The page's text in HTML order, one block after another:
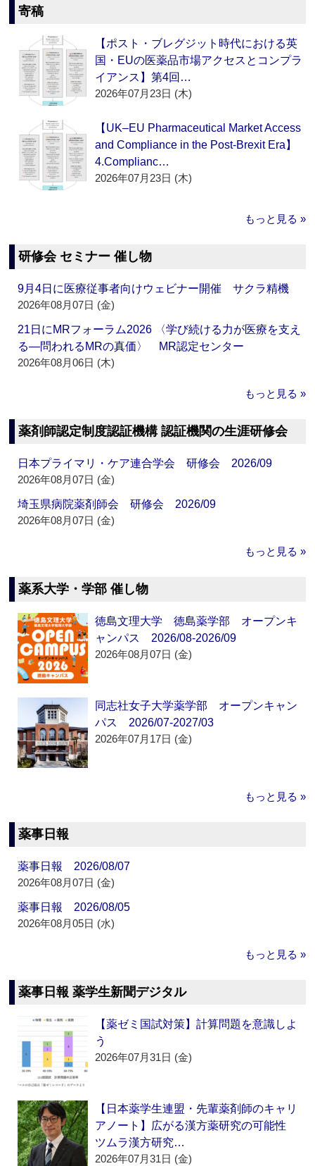
寄稿
【ポスト・ブレグジット時代における英
国・EUの医薬品市場アクセスとコンプラ
イアンス】第4回…
2026年07月23日 (木)
【UK–EU Pharmaceutical Market Access
and Compliance in the Post-Brexit Era】
4.Complianc…
2026年07月23日 (木)
もっと見る »
研修会 セミナー 催し物
9月4日に医療従事者向けウェビナー開催 サクラ精機
2026年08月07日 (金)
21日にMRフォーラム2026 〈学び続ける力が医療を支え
る―問われるMRの真価〉 MR認定センター
2026年08月06日 (木)
もっと見る »
薬剤師認定制度認証機構 認証機関の生涯研修会
日本プライマリ・ケア連合学会 研修会 2026/09
2026年08月07日 (金)
埼玉県病院薬剤師会 研修会 2026/09
2026年08月07日 (金)
もっと見る »
薬系大学・学部 催し物
徳島文理大学 徳島薬学部 オープンキ
ャンパス 2026/08-2026/09
2026年08月07日 (金)
同志社女子大学薬学部 オープンキャン
パス 2026/07-2027/03
2026年07月17日 (金)
もっと見る »
薬事日報
薬事日報 2026/08/07
2026年08月07日 (金)
薬事日報 2026/08/05
2026年08月05日 (水)
もっと見る »
薬事日報 薬学生新聞デジタル
【薬ゼミ国試対策】計算問題を意識しよ
う
2026年07月31日 (金)
【日本薬学生連盟・先輩薬剤師のキャリ
アノート】広がる漢方薬研究の可能性
ツムラ漢方研究…
2026年07月31日 (金)